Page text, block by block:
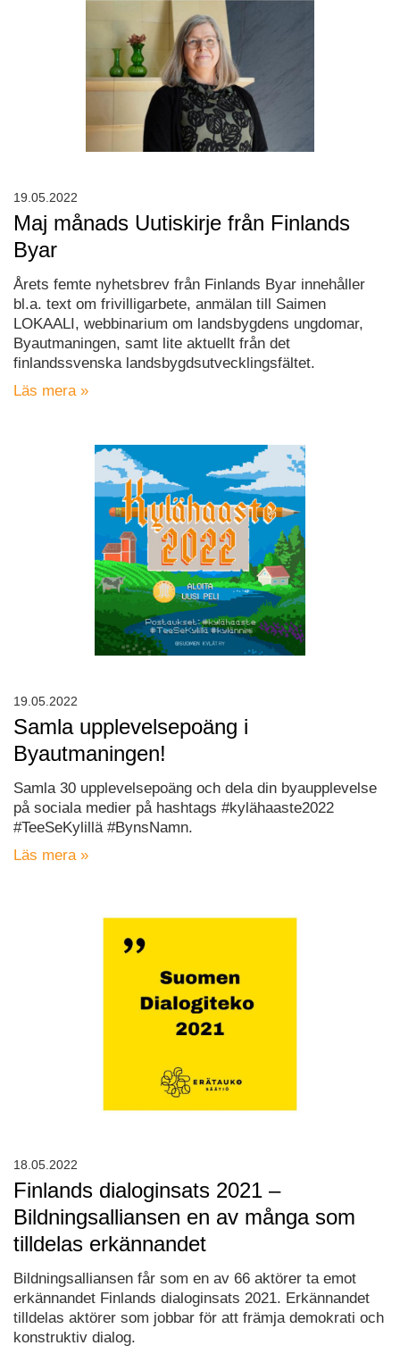
Maj månads Uutiskirje från Finlands
Byar
Årets femte nyhetsbrev från Finlands Byar innehåller
bl.a. text om frivilligarbete, anmälan till Saimen
LOKAALI, webbinarium om landsbygdens ungdomar,
Byautmaningen, samt lite aktuellt från det
finlandssvenska landsbygdsutvecklingsfältet.
Läs mera »
19.05.2022
Samla upplevelsepoäng i
Byautmaningen!
Samla 30 upplevelsepoäng och dela din byaupplevelse
på sociala medier på hashtags #kylähaaste2022
#TeeSeKylillä #BynsNamn.
Läs mera »
19.05.2022
Finlands dialoginsats 2021 –
Bildningsalliansen en av många som
tilldelas erkännandet
Bildningsalliansen får som en av 66 aktörer ta emot
erkännandet Finlands dialoginsats 2021. Erkännandet
tilldelas aktörer som jobbar för att främja demokrati och
konstruktiv dialog.
18.05.2022